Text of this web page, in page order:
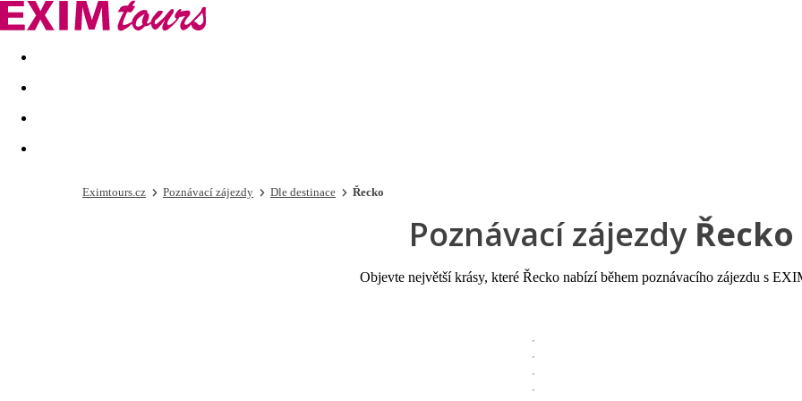
Akční nabídky Last minute
Eximtours.cz Poznávací zájezdy Dle destinace Řecko
Poznávací zájezdy Řecko
Objevte největší krásy, které Řecko nabízí během poznávacího zájezdu s